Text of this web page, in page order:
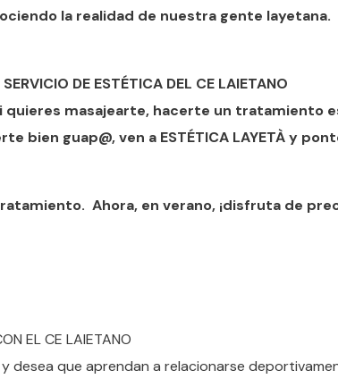
la realidad de nuestra gente layetana.
DE ESTÉTICA DEL CE LAIETANO
quieres masajearte, hacerte un tratamiento
guap@, ven a ESTÉTICA LAYETÀ y
Ahora, en verano, ¡disfruta de
EL CE LAIETANO
desea que aprendan a relacionarse